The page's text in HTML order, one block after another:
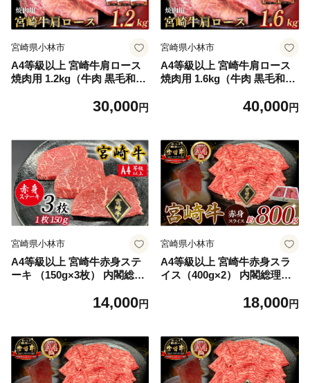
宮崎県小林市
A4等級以上 宮崎牛肩ロース
焼肉用 1.2kg（牛肉 黒毛和牛
30,000円
宮崎県小林市
A4等級以上 宮崎牛肩ロース
焼肉用 1.6kg（牛肉 黒毛和牛
40,000円
宮崎県小林市
A4等級以上 宮崎牛赤身ステ
ーキ （150g×3枚） 内閣総理
ランド牛 宮崎牛 和牛 国産 ス
14,000円
宮崎県小林市
A4等級以上 宮崎牛赤身スラ
イス（400g×2） 内閣総理大
ンド牛 宮崎牛 和牛 国産 スラ
18,000円